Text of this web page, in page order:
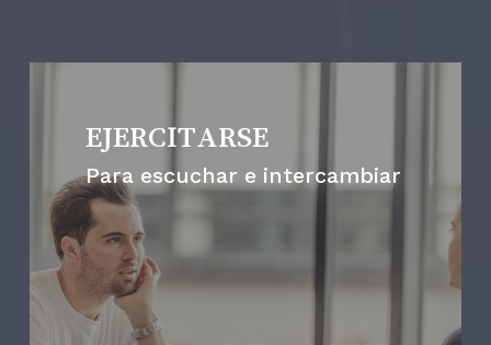
EJERCITARSE
Para escuchar e intercambiar